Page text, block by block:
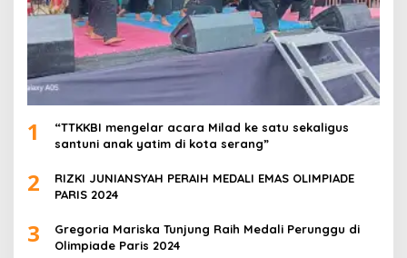
1
“TTKKBI mengelar acara Milad ke satu sekaligus
santuni anak yatim di kota serang”
2
RIZKI JUNIANSYAH PERAIH MEDALI EMAS OLIMPIADE
PARIS 2024
3
Gregoria Mariska Tunjung Raih Medali Perunggu di
Olimpiade Paris 2024